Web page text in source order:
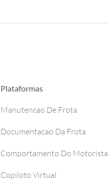
Plataformas
Manutencao De Frota
Documentacao Da Frota
Comportamento Do Motorista
Copiloto Virtual